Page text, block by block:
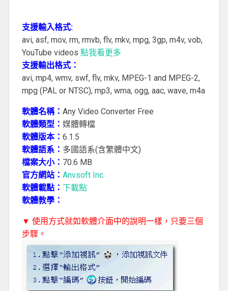
支援輸入格式:
avi, asf, mov, rm, rmvb, flv, mkv, mpg, 3gp, m4v, vob,
YouTube videos 點我看更多
支援輸出格式：
avi, mp4, wmv, swf, flv, mkv, MPEG-1 and MPEG-2,
mpg (PAL or NTSC), mp3, wma, ogg, aac, wave, m4a
軟體名稱： Any Video Converter Free
軟體類型： 媒體轉檔
軟體版本： 6.1.5
軟體語系： 多國語系(含繁體中文)
檔案大小： 70.6 MB
官方網站： Anvsoft Inc.
軟體載點： 下載點
軟體教學：
▼ 使用方式就如軟體介面中的說明一樣，只要三個
步驟。